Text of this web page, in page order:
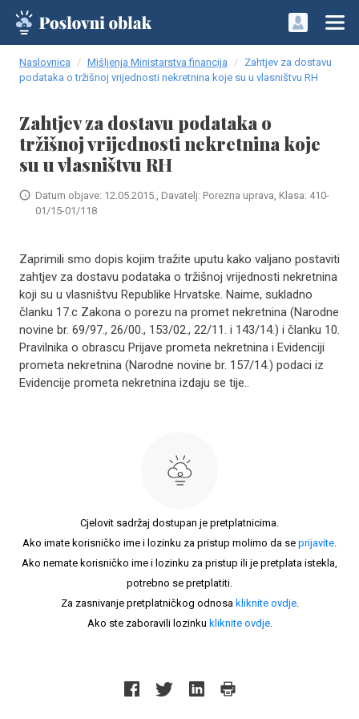
Naslovnica Mišljenja Ministarstva financija
Zahtjev za dostavu
podataka o tržišnoj vrijednosti nekretnina koje su u vlasništvu RH
Zahtjev za dostavu podataka o
tržišnoj vrijednosti nekretnina koje
su u vlasništvu RH
Datum objave: 12.05.2015., Davatelj: Porezna uprava, Klasa: 410-
01/15-01/118
Zaprimili smo dopis kojim tražite uputu kako valjano postaviti
zahtjev za dostavu podataka o tržišnoj vrijednosti nekretnina
koji su u vlasništvu Republike Hrvatske. Naime, sukladno
članku 17.c Zakona o porezu na promet nekretnina (Narodne
novine br. 69/97., 26/00., 153/02., 22/11. i 143/14.) i članku 10.
Pravilnika o obrascu Prijave prometa nekretnina i Evidenciji
prometa nekretnina (Narodne novine br. 157/14.) podaci iz
Evidencije prometa nekretnina izdaju se tije..
Cjelovit sadržaj dostupan je pretplatnicima.
Ako imate korisničko ime i lozinku za pristup molimo da se prijavite.
Ako nemate korisničko ime i lozinku za pristup ili je pretplata istekla,
potrebno se pretplatiti.
Za zasnivanje pretplatničkog odnosa kliknite ovdje.
Ako ste zaboravili lozinku kliknite ovdje.